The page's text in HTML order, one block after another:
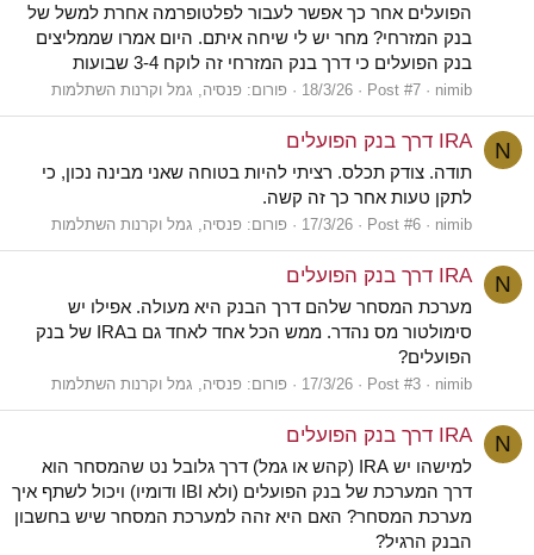
הפועלים אחר כך אפשר לעבור לפלטופרמה אחרת למשל של
בנק המזרחי? מחר יש לי שיחה איתם. היום אמרו שממליצים
בנק הפועלים כי דרך בנק המזרחי זה לוקח 3-4 שבועות
nimib
Post #7
18/3/26 פורום: פנסיה, גמל וקרנות השתלמות
N IRA דרך בנק הפועלים
תודה. צודק תכלס. רציתי להיות בטוחה שאני מבינה נכון, כי
לתקן טעות אחר כך זה קשה.
nimib
Post #6
17/3/26 פורום: פנסיה, גמל וקרנות השתלמות
N IRA דרך בנק הפועלים
מערכת המסחר שלהם דרך הבנק היא מעולה. אפילו יש
סימולטור מס נהדר. ממש הכל אחד לאחד גם בIRA של בנק
הפועלים?
nimib
Post #3
17/3/26 פורום: פנסיה, גמל וקרנות השתלמות
N IRA דרך בנק הפועלים
למישהו יש IRA (קהש או גמל) דרך גלובל נט שהמסחר הוא
דרך המערכת של בנק הפועלים (ולא IBI ודומיו) ויכול לשתף איך
מערכת המסחר? האם היא זהה למערכת המסחר שיש בחשבון
הבנק הרגיל?